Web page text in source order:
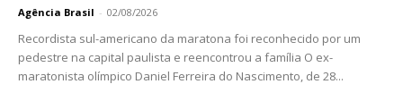
Agência Brasil - 02/08/2026
Recordista sul-americano da maratona foi reconhecido por um
pedestre na capital paulista e reencontrou a família O ex-
maratonista olímpico Daniel Ferreira do Nascimento, de 28...